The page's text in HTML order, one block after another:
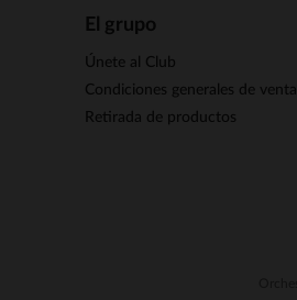
El grupo
Únete al Club
Condiciones generales de venta
Retirada de productos